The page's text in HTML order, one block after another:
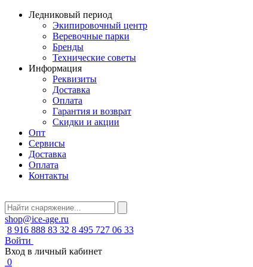
Ледниковый период
Экипировочный центр
Веревочные парки
Бренды
Технические советы
Информация
Реквизиты
Доставка
Оплата
Гарантия и возврат
Скидки и акции
Опт
Сервисы
Доставка
Оплата
Контакты
shop@ice-age.ru
8 916 888 83 32 8 495 727 06 33
Войти
Вход в личный кабинет
0